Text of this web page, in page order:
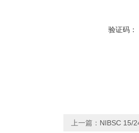
验证码：
上一篇： NIBSC 15/